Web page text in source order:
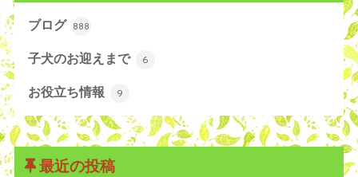
ブログ 888
子犬のお迎えまで 6
お役立ち情報 9
最近の投稿